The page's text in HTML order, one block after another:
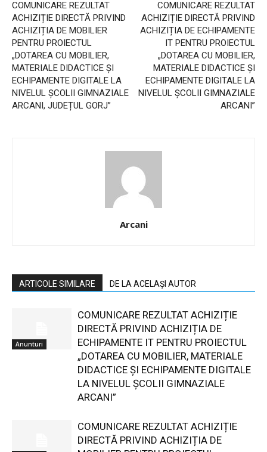
COMUNICARE REZULTAT
ACHIZIȚIE DIRECTĂ PRIVIND
ACHIZIȚIA DE MOBILIER
PENTRU PROIECTUL
„DOTAREA CU MOBILIER,
MATERIALE DIDACTICE ȘI
ECHIPAMENTE DIGITALE LA
NIVELUL ȘCOLII GIMNAZIALE
ARCANI, JUDEȚUL GORJ”
COMUNICARE REZULTAT
ACHIZIȚIE DIRECTĂ PRIVIND
ACHIZIȚIA DE ECHIPAMENTE
IT PENTRU PROIECTUL
„DOTAREA CU MOBILIER,
MATERIALE DIDACTICE ȘI
ECHIPAMENTE DIGITALE LA
NIVELUL ȘCOLII GIMNAZIALE
ARCANI”
Arcani
ARTICOLE SIMILARE DE LA ACELAȘI AUTOR
Anunturi
COMUNICARE REZULTAT ACHIZIȚIE
DIRECTĂ PRIVIND ACHIZIȚIA DE
ECHIPAMENTE IT PENTRU PROIECTUL
„DOTAREA CU MOBILIER, MATERIALE
DIDACTICE ȘI ECHIPAMENTE DIGITALE
LA NIVELUL ȘCOLII GIMNAZIALE
ARCANI”
COMUNICARE REZULTAT ACHIZIȚIE
DIRECTĂ PRIVIND ACHIZIȚIA DE